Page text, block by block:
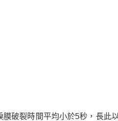
破裂時間平均小於5秒，長此